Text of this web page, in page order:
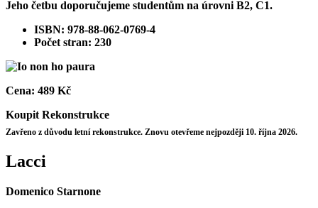
Jeho četbu doporučujeme studentům na úrovni B2, C1.
ISBN: 978-88-062-0769-4
Počet stran: 230
Cena: 489 Kč
Koupit Rekonstrukce
Zavřeno z důvodu letní rekonstrukce. Znovu otevřeme nejpozději 10. října 2026.
Lacci
Domenico Starnone